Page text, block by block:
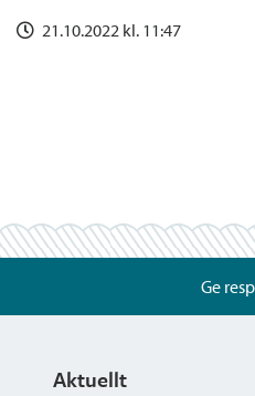
21.10.2022 kl. 11:47
Ge
Aktuellt